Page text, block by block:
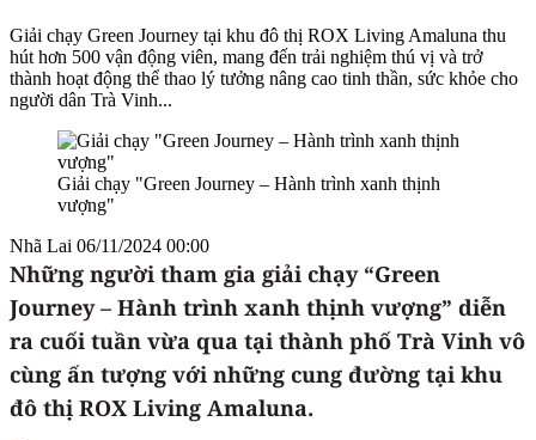
Giải chạy Green Journey tại khu đô thị ROX Living Amaluna thu
hút hơn 500 vận động viên, mang đến trải nghiệm thú vị và trở
thành hoạt động thể thao lý tưởng nâng cao tinh thần, sức khỏe cho
người dân Trà Vinh...
Giải chạy "Green Journey – Hành trình xanh thịnh
vượng"
Nhã Lai 06/11/2024 00:00
Những người tham gia giải chạy “Green
Journey – Hành trình xanh thịnh vượng” diễn
ra cuối tuần vừa qua tại thành phố Trà Vinh vô
cùng ấn tượng với những cung đường tại khu
đô thị ROX Living Amaluna.